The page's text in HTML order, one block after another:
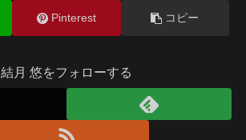
Pinterest コピー
結月 悠をフォローする